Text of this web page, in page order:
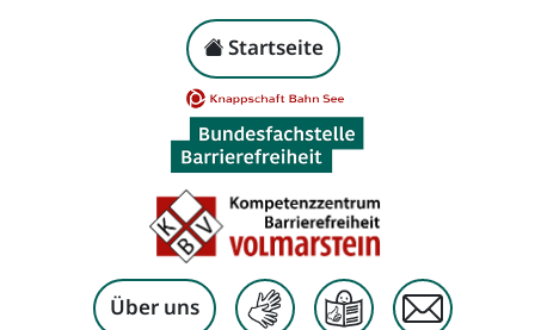
Zum Inhalt springen
CAPTCHA– Mensch
Kopf-Navigation
Startseite
Über uns